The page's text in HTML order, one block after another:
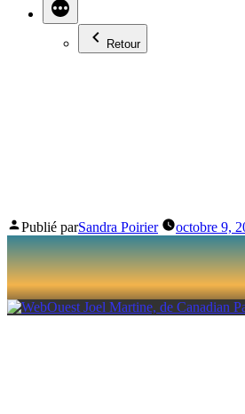
Retour
Publié parSandra Poirier octobre 9,